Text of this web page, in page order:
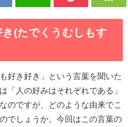
(たでくうむしもす
好き好き」という言葉を聞いた
「人の好みはそれぞれである」
のですが、どのような由来でこ
でしょうか。今回はこの言葉の